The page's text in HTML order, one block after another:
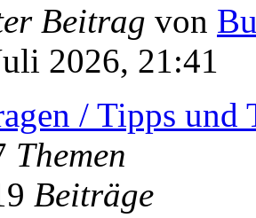
Beitrag von
2026, 21:41
/ Tipps und
Themen
Beiträge